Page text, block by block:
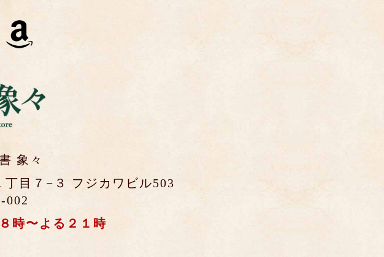
象々
目７−３ フジカワビル503
002
時〜よる２１時